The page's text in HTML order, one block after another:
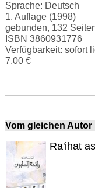
Sprache: Deutsch
1. Auflage (1998)
gebunden, 132
ISBN 3860931776
Verfügbarkeit: sofort
7.00 €
Vom gleichen Autor
Ra'ihat